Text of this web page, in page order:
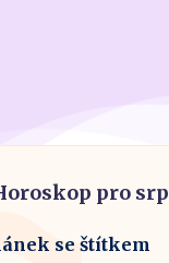
pro
se štítkem